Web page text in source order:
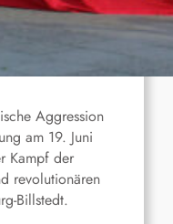
Aggression
am 19. Juni
Kampf der
revolutionären
Billstedt.